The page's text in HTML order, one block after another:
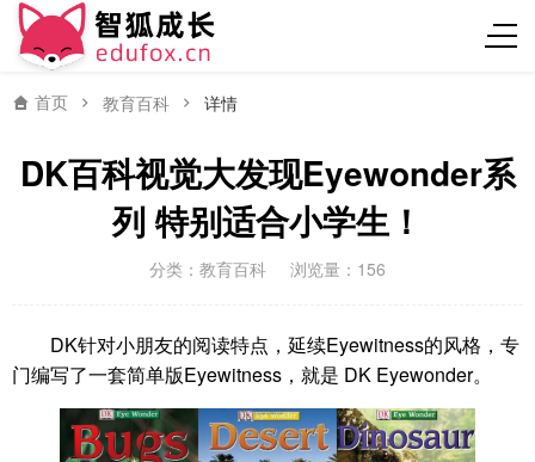
首页 教育百科 详情
DK百科视觉大发现Eyewonder系
列 特别适合小学生！
分类： 教育百科 浏览量：156
DK针对小朋友的阅读特点，延续Eyewitness的风格，专
门编写了一套简单版Eyewitness，就是 DK Eyewonder。